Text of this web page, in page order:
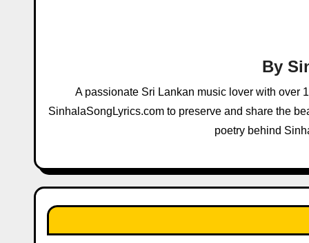
a
i
o
n
By
A passionate Sri Lankan music lover with over
SinhalaSongLyrics.com to preserve and share the
poetry behind